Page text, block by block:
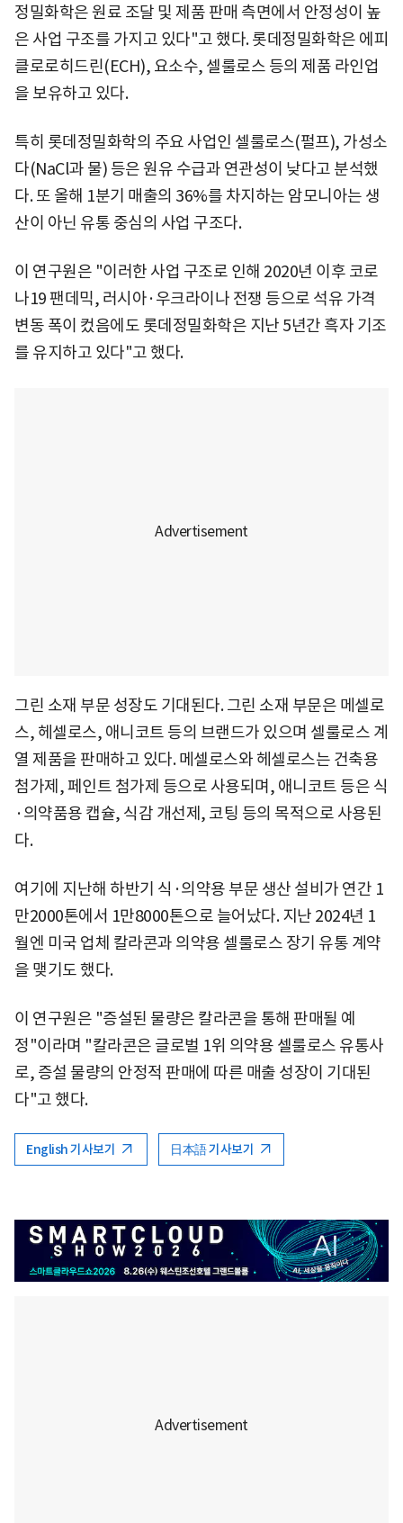
정밀화학은 원료 조달 및 제품 판매 측면에서 안정성이 높
은 사업 구조를 가지고 있다"고 했다. 롯데정밀화학은 에피
클로로히드린(ECH), 요소수, 셀룰로스 등의 제품 라인업
을 보유하고 있다.
특히 롯데정밀화학의 주요 사업인 셀룰로스(펄프), 가성소
다(NaCl과 물) 등은 원유 수급과 연관성이 낮다고 분석했
다. 또 올해 1분기 매출의 36%를 차지하는 암모니아는 생
산이 아닌 유통 중심의 사업 구조다.
이 연구원은 "이러한 사업 구조로 인해 2020년 이후 코로
나19 팬데믹, 러시아·우크라이나 전쟁 등으로 석유 가격
변동 폭이 컸음에도 롯데정밀화학은 지난 5년간 흑자 기조
를 유지하고 있다"고 했다.
그린 소재 부문 성장도 기대된다. 그린 소재 부문은 메셀로
스, 헤셀로스, 애니코트 등의 브랜드가 있으며 셀룰로스 계
열 제품을 판매하고 있다. 메셀로스와 헤셀로스는 건축용
첨가제, 페인트 첨가제 등으로 사용되며, 애니코트 등은 식
·의약품용 캡슐, 식감 개선제, 코팅 등의 목적으로 사용된
다.
여기에 지난해 하반기 식·의약용 부문 생산 설비가 연간 1
만2000톤에서 1만8000톤으로 늘어났다. 지난 2024년 1
월엔 미국 업체 칼라콘과 의약용 셀룰로스 장기 유통 계약
을 맺기도 했다.
이 연구원은 "증설된 물량은 칼라콘을 통해 판매될 예
정"이라며 "칼라콘은 글로벌 1위 의약용 셀룰로스 유통사
로, 증설 물량의 안정적 판매에 따른 매출 성장이 기대된
다"고 했다.
English 기사보기 日本語 기사보기